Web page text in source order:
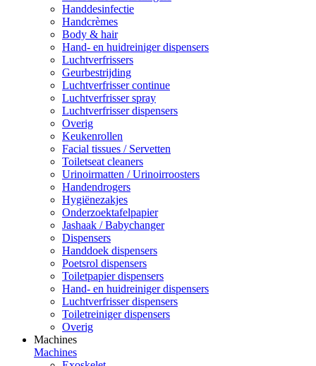
Handdesinfectie
Handcrèmes
Body & hair
Hand- en huidreiniger dispensers
Luchtverfrissers
Geurbestrijding
Luchtverfrisser continue
Luchtverfrisser spray
Luchtverfrisser dispensers
Overig
Keukenrollen
Facial tissues / Servetten
Toiletseat cleaners
Urinoirmatten / Urinoirroosters
Handendrogers
Hygiënezakjes
Onderzoektafelpapier
Jashaak / Babychanger
Dispensers
Handdoek dispensers
Poetsrol dispensers
Toiletpapier dispensers
Hand- en huidreiniger dispensers
Luchtverfrisser dispensers
Toiletreiniger dispensers
Overig
Machines
Machines